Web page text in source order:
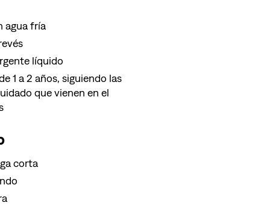
agua fría
líquido
1 a 2 años, siguiendo las
que vienen en el
corta